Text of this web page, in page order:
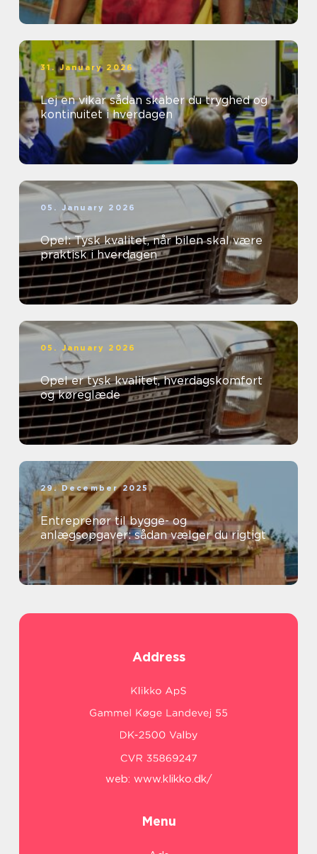
31. January 2026
Lej en vikar sådan skaber du tryghed og
kontinuitet i hverdagen
05. January 2026
Opel: Tysk kvalitet, når bilen skal være
praktisk i hverdagen
05. January 2026
Opel er tysk kvalitet, hverdagskomfort
og køreglæde
29. December 2025
Entreprenør til bygge- og
anlægsopgaver: sådan vælger du rigtigt
Address
web: www.klikko.dk/
Menu